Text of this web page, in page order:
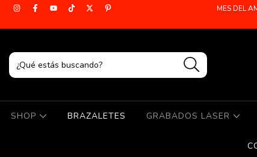
MES DEL
SHOP BRAZALETES GRABADOS LASER